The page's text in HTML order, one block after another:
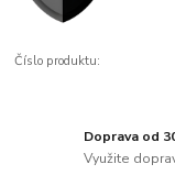
Číslo produktu:
Doprava od
Využite